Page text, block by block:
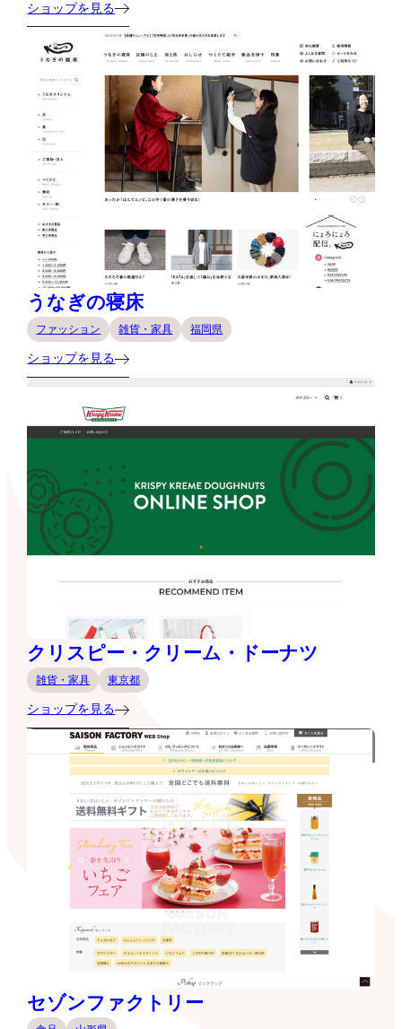
ショップを見る
うなぎの寝床
ファッション 雑貨・家具 福岡県
ショップを見る
クリスピー・クリーム・ドーナツ
雑貨・家具 東京都
ショップを見る
セゾンファクトリー